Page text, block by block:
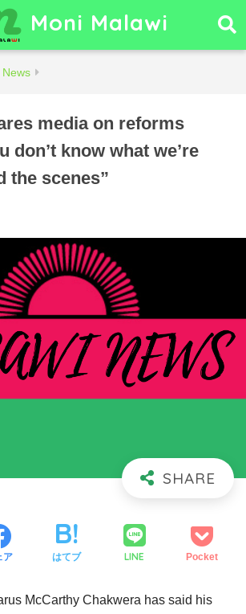
Moni Malawi
News
media on reforms
don’t know what we’re
the scenes”
ア はてブ LINE Pocket
McCarthy Chakwera has said his